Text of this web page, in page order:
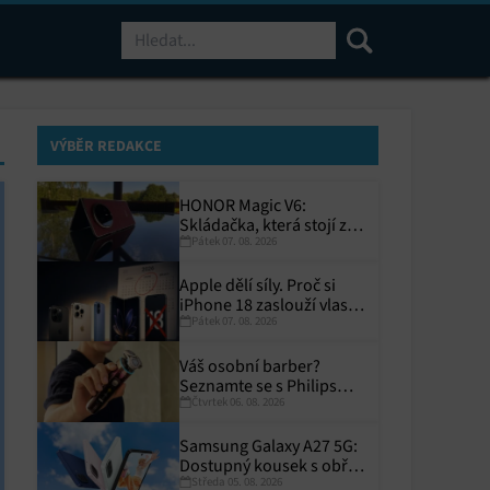
VÝBĚR REDAKCE
HONOR Magic V6:
Skládačka, která stojí za
toPátek 07. 08. 2026
Apple dělí síly. Proč si
iPhone 18 zaslouží vlastní
termín?
Pátek 07. 08. 2026
Váš osobní barber?
Seznamte se s Philips
i9000 Prestige Ultra
Čtvrtek 06. 08. 2026
Samsung Galaxy A27 5G:
Dostupný kousek s obřím
displejem
Středa 05. 08. 2026